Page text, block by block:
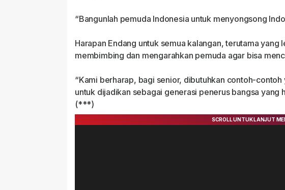
“Bangunlah pemuda Indonesia untuk menyongsong
Harapan Endang untuk semua kalangan, terutama
membimbing dan mengarahkan pemuda agar bisa
“Kami berharap, bagi senior, dibutuhkan contoh-
untuk dijadikan sebagai generasi penerus bangsa yang
(***)